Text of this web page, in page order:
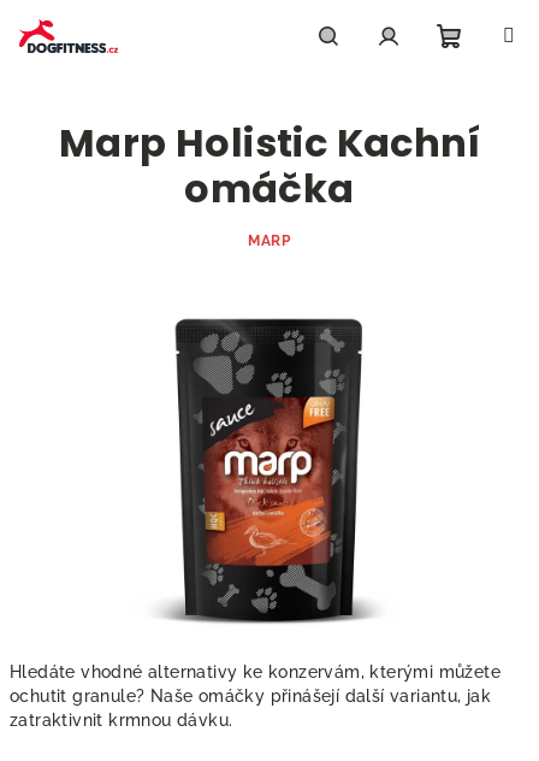
obsah
košík
Hledáte vhodné alternativy ke konzervám, kterými můžete
ochutit granule? Naše omáčky přinášejí další variantu, jak
zatraktivnit krmnou dávku.
Marp Holistic Kachní
omáčka
MARP